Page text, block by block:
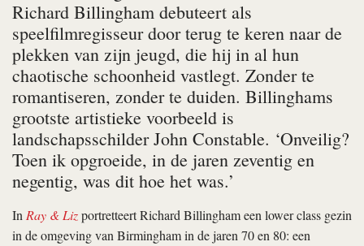
Richard Billingham debuteert als
speelfilmregisseur door terug te keren naar de
plekken van zijn jeugd, die hij in al hun
chaotische schoonheid vastlegt. Zonder te
romantiseren, zonder te duiden. Billinghams
grootste artistieke voorbeeld is
landschapsschilder John Constable. ‘Onveilig?
Toen ik opgroeide, in de jaren zeventig en
negentig, was dit hoe het was.’
InRay & Lizportretteert Richard Billingham een lower class gezin
in de omgeving van Birmingham in de jaren 70 en 80: een